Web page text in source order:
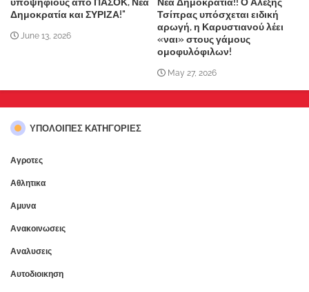
Δημοκρατία και ΣΥΡΙΖΑ!"
June 13, 2026
Τσίπρας υπόσχεται ειδική
αρωγή, η Καρυστιανού λέει
«ναι» στους γάμους
ομοφυλόφιλων!
May 27, 2026
ΥΠΌΛΟΙΠΕΣ ΚΑΤΗΓΟΡΊΕΣ
Αγροτες
Αθλητικα
Αμυνα
Ανακοινωσεις
Αναλυσεις
Αυτοδιοικηση